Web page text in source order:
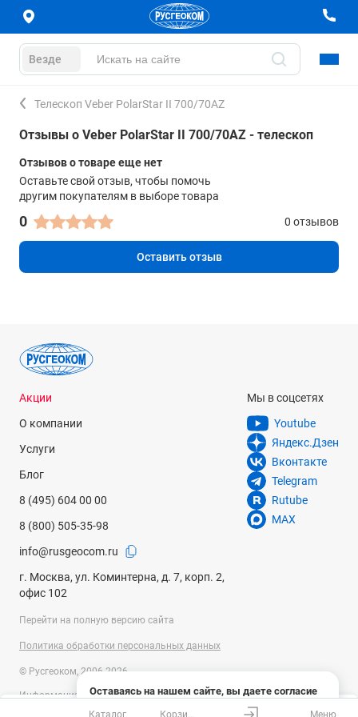
Везде
Телескоп Veber PolarStar II 700/70AZ
Отзывы о Veber PolarStar II 700/70AZ - телескоп
Отзывов о товаре еще нет
Оставьте свой отзыв, чтобы помочь
другим покупателям в выборе товара
0 0 отзывов
Оставить отзыв
Оставаясь на нашем сайте, вы даете согласие
на использование файлов cookies и сбор данных
Акции
О компании
Услуги
Блог
8 (495) 604 00 00
8 (800) 505-35-98
info@rusgeocom.ru
г. Москва, ул. Коминтерна, д. 7, корп. 2,
офис 102
Мы в соцсетях
Youtube
Яндекс.Дзен
Вконтакте
Telegram
Rutube
MAX
Перейти на полную версию сайта
Политика обработки персональных данных
© Русгеоком, 2006-2026
Информация на сайте носит справочный характер и не является
публичной офертой, определяемой положениями Статьи 437
Каталог Меню